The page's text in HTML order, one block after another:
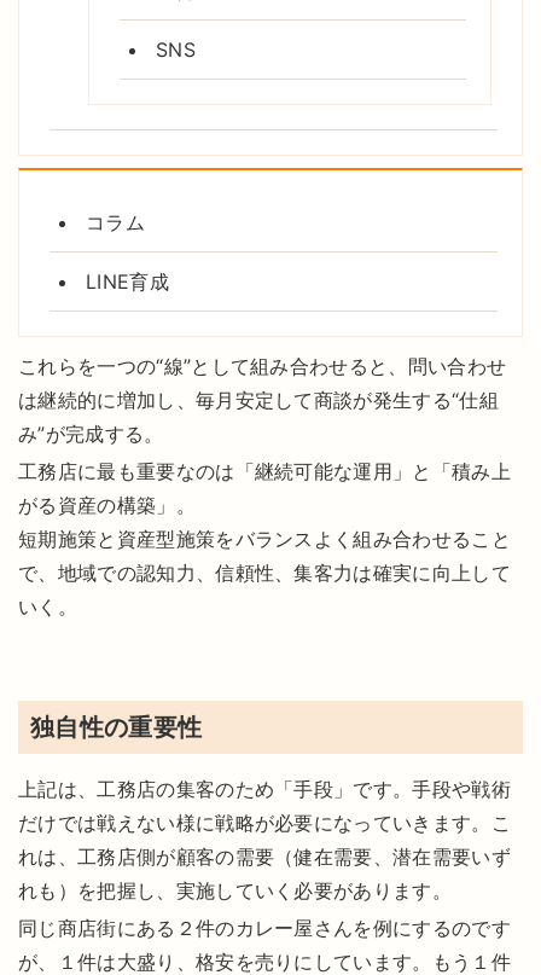
SNS
コラム
LINE育成
これらを一つの“線”として組み合わせると、問い合わせ
は継続的に増加し、毎月安定して商談が発生する“仕組
み”が完成する。
工務店に最も重要なのは「継続可能な運用」と「積み上
がる資産の構築」。
短期施策と資産型施策をバランスよく組み合わせること
で、地域での認知力、信頼性、集客力は確実に向上して
いく。
独自性の重要性
上記は、工務店の集客のため「手段」です。手段や戦術
だけでは戦えない様に戦略が必要になっていきます。こ
れは、工務店側が顧客の需要（健在需要、潜在需要いず
れも）を把握し、実施していく必要があります。
同じ商店街にある２件のカレー屋さんを例にするのです
が、１件は大盛り、格安を売りにしています。もう１件